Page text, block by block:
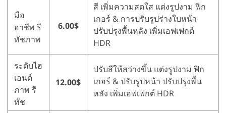
มือ
อาชีพ รี
ทัชภาพ
6.00$
สี เพิ่มความสดใส แต่งรูปงาม ฟิก
เกอร์ & การปรับรูปร่างใบหน้า
ปรับปรุงพื้นหลัง เพิ่มเอฟเฟกต์
HDR
ระดับไฮ
เอนด์
ภาพ รี
ทัช
12.00$
ปรับสีให้สว่างขึ้น แต่งรูปงาม ฟิก
เกอร์ & ปรับรูปหน้า ปรับปรุงพื้น
หลัง เพิ่มเอฟเฟกต์ HDR